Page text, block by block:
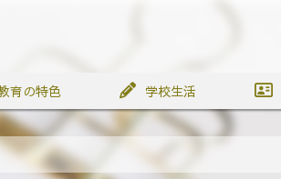
育の特色 学校生活